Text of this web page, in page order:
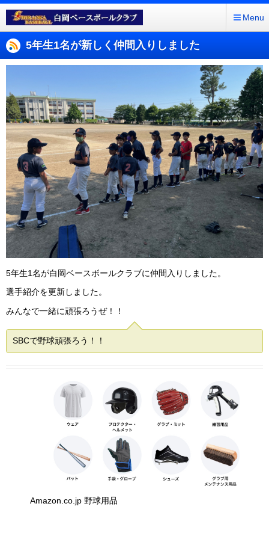
Menu
5年生1名が新しく仲間入りしました
5年生1名が白岡ベースボールクラブに仲間入りしました。
選手紹介を更新しました。
みんなで一緒に頑張ろうぜ！！
SBCで野球頑張ろう！！
Amazon.co.jp 野球用品